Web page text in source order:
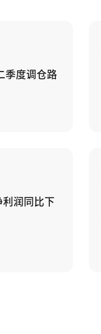
季度调仓路
利润同比下